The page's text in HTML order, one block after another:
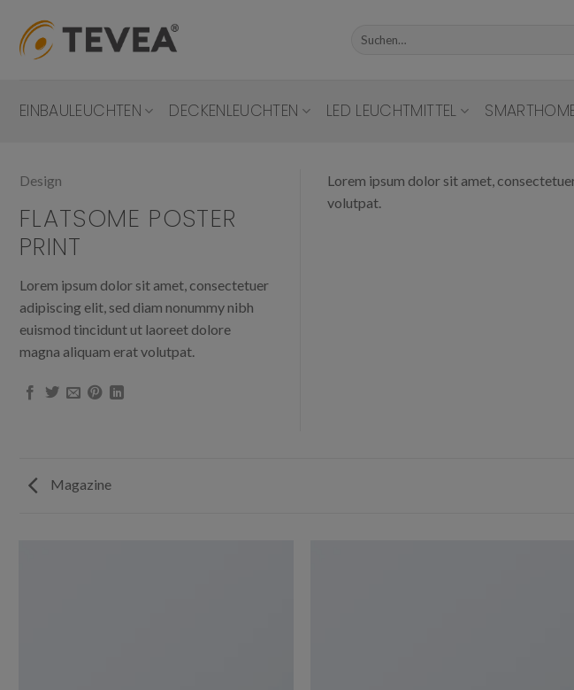
content
Suchen
EINBAULEUCHTEN DECKENLEUCHTEN LED LEUCHTMITTEL
Design
FLATSOME POSTER
PRINT
Lorem ipsum dolor sit amet, consectetuer
adipiscing elit, sed diam nonummy nibh
euismod tincidunt ut laoreet dolore
magna aliquam erat volutpat.
Lorem ipsum dolor sit amet,
volutpat.
Magazine